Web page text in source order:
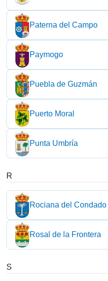
Paterna del Campo
Paymogo
Puebla de Guzmán
Puerto Moral
Punta Umbría
R
Rociana del Condado
Rosal de la Frontera
S